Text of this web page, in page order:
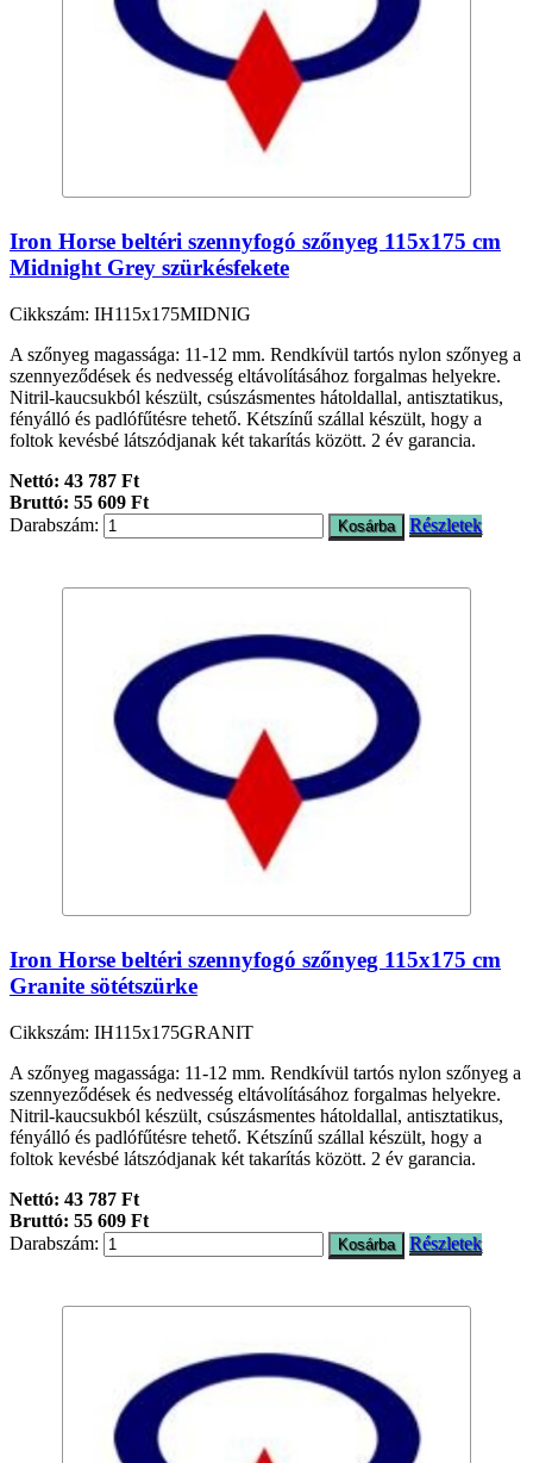
Iron Horse beltéri szennyfogó szőnyeg 115x175 cm
Midnight Grey szürkésfekete
Cikkszám: IH115x175MIDNIG
A szőnyeg magassága: 11-12 mm. Rendkívül tartós nylon szőnyeg a
szennyeződések és nedvesség eltávolításához forgalmas helyekre.
Nitril-kaucsukból készült, csúszásmentes hátoldallal, antisztatikus,
fényálló és padlófűtésre tehető. Kétszínű szállal készült, hogy a
foltok kevésbé látszódjanak két takarítás között. 2 év garancia.
Nettó: 43 787 Ft
Bruttó: 55 609 Ft
Darabszám:
Részletek
Iron Horse beltéri szennyfogó szőnyeg 115x175 cm
Granite sötétszürke
Cikkszám: IH115x175GRANIT
A szőnyeg magassága: 11-12 mm. Rendkívül tartós nylon szőnyeg a
szennyeződések és nedvesség eltávolításához forgalmas helyekre.
Nitril-kaucsukból készült, csúszásmentes hátoldallal, antisztatikus,
fényálló és padlófűtésre tehető. Kétszínű szállal készült, hogy a
foltok kevésbé látszódjanak két takarítás között. 2 év garancia.
Nettó: 43 787 Ft
Bruttó: 55 609 Ft
Darabszám:
Részletek